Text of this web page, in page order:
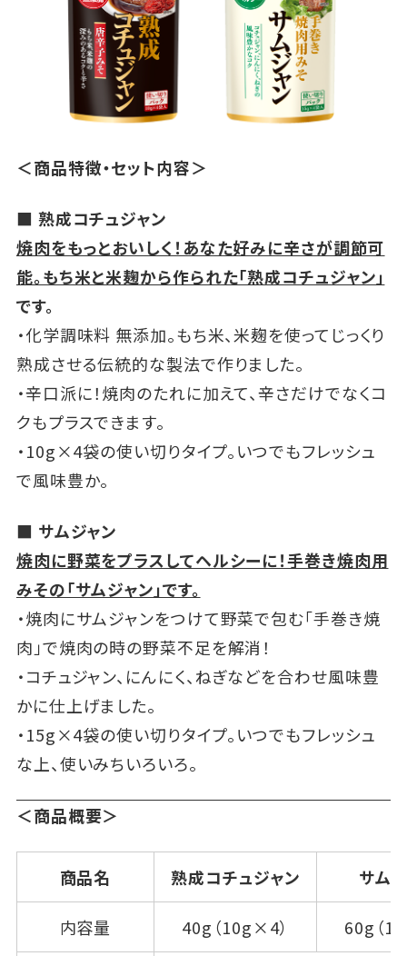
＜商品特徴・セット内容＞
■ 熟成コチュジャン
焼肉をもっとおいしく！あなた好みに辛さが調節可
能。もち米と米麹から作られた「熟成コチュジャン」
です。
・化学調味料 無添加。もち米、米麹を使ってじっくり
熟成させる伝統的な製法で作りました。
・辛口派に！焼肉のたれに加えて、辛さだけでなくコ
クもプラスできます。
・10g×4袋の使い切りタイプ。いつでもフレッシュ
で風味豊か。
■ サムジャン
焼肉に野菜をプラスしてヘルシーに！手巻き焼肉用
みその「サムジャン」です。
・焼肉にサムジャンをつけて野菜で包む「手巻き焼
肉」で焼肉の時の野菜不足を解消！
・コチュジャン、にんにく、ねぎなどを合わせ風味豊
かに仕上げました。
・15g×4袋の使い切りタイプ。いつでもフレッシュ
な上、使いみちいろいろ。
＜商品概要＞
商品名 熟成コチュジャン サム
内容量 40g（10g×4） 60g（